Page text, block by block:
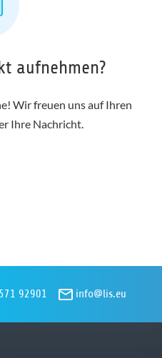
aufnehmen?
Wir freuen uns auf Ihren
Ihre Nachricht.
92901 info@lis.eu